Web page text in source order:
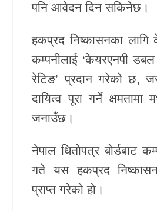
पनि आवेदन दिन सकिनेछ।
हकप्रद निष्कासनका
कम्पनीलाई ‘केयरएनपी
रेटिङ’ प्रदान गरेको छ,
दायित्व पूरा गर्ने
जनाउँछ।
नेपाल धितोपत्र बोर्डबाट
गते यस हकप्रद
प्राप्त गरेको हो।